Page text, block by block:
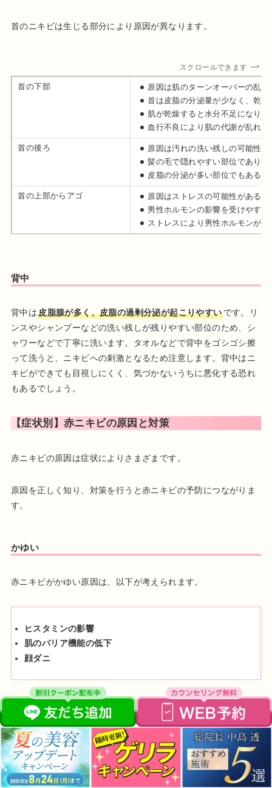
首のニキビは生じる部分により原因が異なります。
スクロールできます
首の下部
原因は肌のターンオーバーの乱
首は皮脂の分泌量が少なく、乾燥
肌が乾燥すると水分不足になり
血行不良により肌の代謝が乱れ
首の後ろ
原因は汚れの洗い残しの可能性が
髪の毛で隠れやすい部位であり
皮脂の分泌が多い部位でもある
首の上部からアゴ
原因はストレスの可能性がある
男性ホルモンの影響を受けやすい
ストレスにより男性ホルモンが
背中
背中は皮脂腺が多く、皮脂の過剰分泌が起こりやすいです。リ
ンスやシャンプーなどの洗い残しが残りやすい部位のため、シ
ャワーなどで丁寧に洗います。タオルなどで背中をゴシゴシ擦
って洗うと、ニキビへの刺激となるため注意します。背中はニ
キビができても目視しにくく、気づかないうちに悪化する恐れ
もあるでしょう。
【症状別】赤ニキビの原因と対策
赤ニキビの原因は症状によりさまざまです。
原因を正しく知り、対策を行うと赤ニキビの予防につながりま
す。
かゆい
赤ニキビがかゆい原因は、以下が考えられます。
ヒスタミンの影響
肌のバリア機能の低下
顔ダニ
赤ニキビの炎症により、
免疫細胞の肥満細胞が働き、ヒスタミ
ンが分泌されます。ヒスタミンはかゆみに反応する神経へ影響
を与え、かゆみが出るでしょう。
肌表面には外部刺激から守るバリア機能があります。油分と水
分のバランスが保たれていると上手く働きますが、乾燥などの